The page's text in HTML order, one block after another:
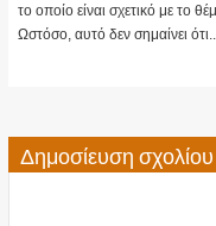
είναι σχετικό με το θέμα.
αυτό δεν σημαίνει ότι...
Δημοσίευση σχολίου